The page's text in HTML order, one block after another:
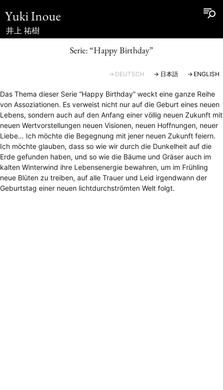
Yuki Inoue
井上 祐樹
Serie: “Happy Birthday”
DEUTSCH 日本語 ENGLISH
Das Thema dieser Serie “Happy Birthday” weckt eine ganze Reihe
von Assoziationen. Es verweist nicht nur auf die Geburt eines neuen
Lebens, sondern auch auf den Anfang einer völlig neuen Zukunft mit
neuen Wertvorstellungen neuen Visionen, neuen Hoffnungen, neuer
Liebe… Ich möchte die Begegnung mit jener neuen Zukunft feiern.
Ich möchte glauben, dass so wie wir durch die Dunkelheit auf die
Erde gefunden haben, und so wie die Bäume und Gräser auch im
kalten Winterwind ihre Lebensenergie bewahren, um im Frühling
neue Blüten zu treiben, auf alle Trauer und Leid irgendwann der
Geburtstag einer neuen lichtdurchströmten Welt folgt.